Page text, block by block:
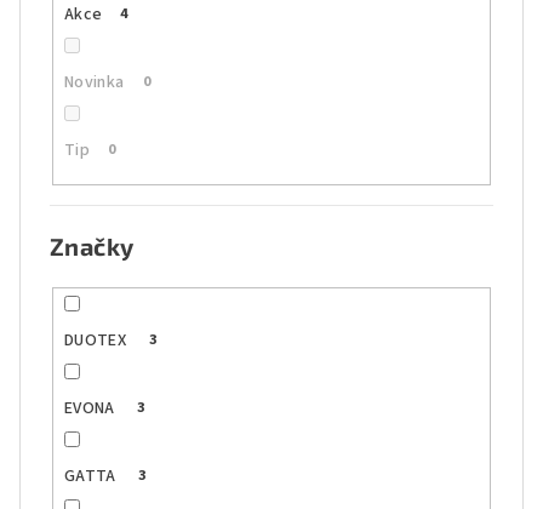
Akce 4
Novinka 0
Tip 0
Značky
DUOTEX 3
EVONA 3
GATTA 3